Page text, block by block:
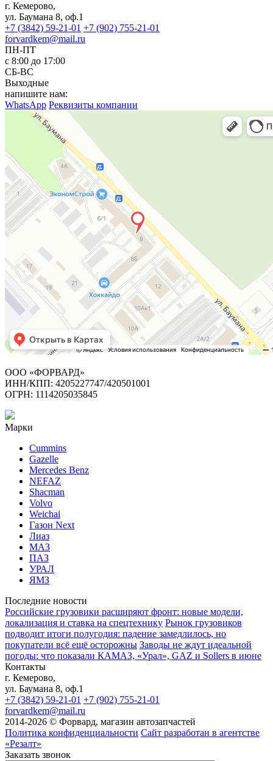
г. Кемерово,
ул. Баумана 8, оф.1
+7 (3842) 59-21-01 +7 (902) 755-21-01
forvardkem@mail.ru
ПН-ПТ
с 8:00 до 17:00
СБ-ВС
Выходные
напишите нам:
WhatsApp Реквизиты компании
ООО «ФОРВАРД»
ИНН/КПП: 4205227747/420501001
ОГРН: 1114205035845
Марки
Cummins
Gazelle
Mercedes Benz
NEFAZ
Shacman
Volvo
Weichai
Газон Next
Лиаз
МАЗ
ПАЗ
УРАЛ
ЯМЗ
Последние новости
Российские грузовики расширяют фронт: новые модели,
локализация и ставка на спецтехнику Рынок грузовиков
подводит итоги полугодия: падение замедлилось, но
покупатели всё ещё осторожны Заводы не ждут идеальной
погоды: что показали КАМАЗ, «Урал», GAZ и Sollers в июне
Контакты
г. Кемерово,
ул. Баумана 8, оф.1
+7 (3842) 59-21-01 +7 (902) 755-21-01
forvardkem@mail.ru
2014-2026 © Форвард, магазин автозапчастей
Политика конфиденциальности Сайт разработан в агентстве
«Резалт»
Заказать звонок